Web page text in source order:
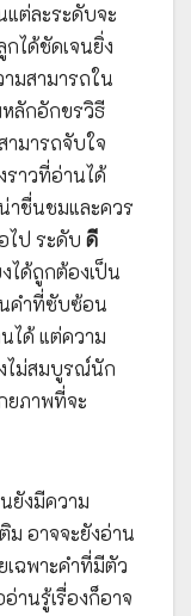
ต่ละระดับจะ
ได้ชัดเจนยิ่ง
มสามารถใน
หลักอักขรวิธี
ามารถจับใจ
ราวที่อ่านได้
าชื่นชมและควร
ไป ระดับ ดี
ได้ถูกต้องเป็น
คำที่ซับซ้อน
ได้ แต่ความ
ไม่สมบูรณ์นัก
ยภาพที่จะ
ยังมีความ
ม อาจจะยังอ่าน
ฉพาะคำที่มีตัว
านรู้เรื่องก็อาจ